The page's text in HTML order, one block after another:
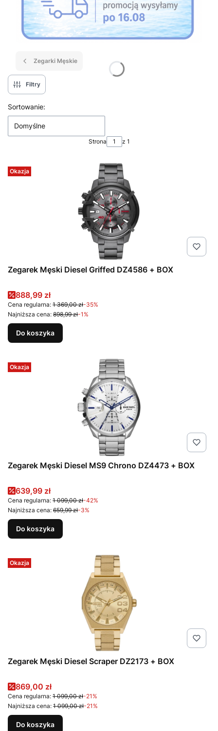
Zegarki Męskie
Filtry
Lista produktów
Sortowanie:
Domyślne
Strona z 1
Okazja
Zegarek Męski Diesel Griffed DZ4586 + BOX
Cena promocyjna
888,99 zł
Cena regularna: 1 369,00 zł-35%
Najniższa cena: 898,99 zł-1%
Do koszyka
Okazja
Zegarek Męski Diesel MS9 Chrono DZ4473 + BOX
Cena promocyjna
639,99 zł
Cena regularna: 1 099,00 zł-42%
Najniższa cena: 659,99 zł-3%
Do koszyka
Okazja
Zegarek Męski Diesel Scraper DZ2173 + BOX
Cena promocyjna
869,00 zł
Cena regularna: 1 099,00 zł-21%
Najniższa cena: 1 099,00 zł-21%
Do koszyka